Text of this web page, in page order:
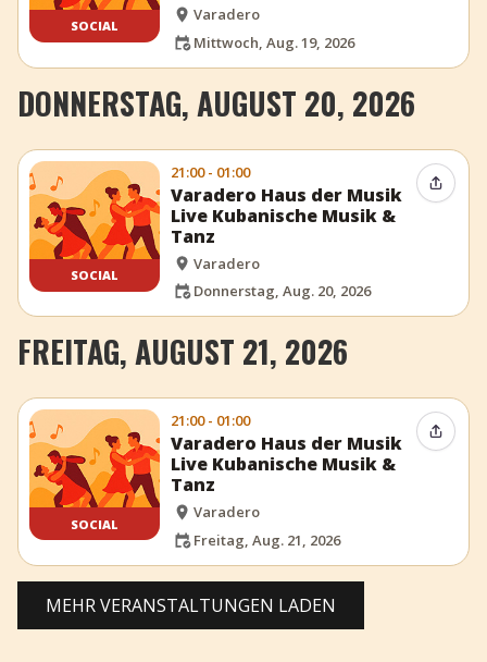
SOCIAL
Varadero
Mittwoch, Aug. 19, 2026
DONNERSTAG, AUGUST 20, 2026
SOCIAL
21:00 - 01:00
Varadero Haus der Musik
Live Kubanische Musik &
Tanz
Varadero
Donnerstag, Aug. 20, 2026
Event
FREITAG, AUGUST 21, 2026
SOCIAL
21:00 - 01:00
Varadero Haus der Musik
Live Kubanische Musik &
Tanz
Varadero
Freitag, Aug. 21, 2026
Event
MEHR VERANSTALTUNGEN LADEN